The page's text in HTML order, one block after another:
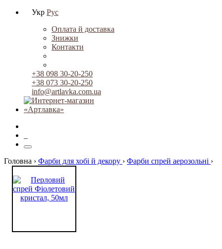
Укр Рус
Оплата й доставка
Знижки
Контакти
+38 098 30-20-250
+38 073 30-20-250
info@artlavka.com.ua
Головна › Фарби для хобі й декору › Фарби спрей аерозольні ›